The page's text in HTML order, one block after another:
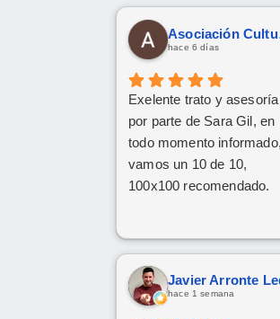
hace 6 días
Exelente trato y asesoría
por parte de Sara Gil, en
todo momento informado,
vamos un 10 de 10,
100x100 recomendado.
Javier Arronte
hace 1 semana